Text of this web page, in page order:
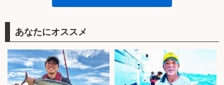
あなたにオススメ